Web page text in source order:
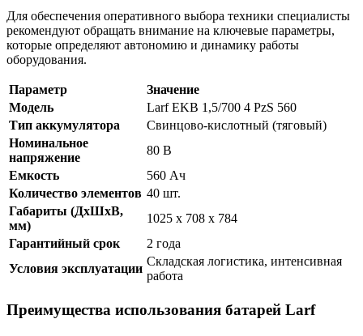
Для обеспечения оперативного выбора техники специалисты
рекомендуют обращать внимание на ключевые параметры,
которые определяют автономию и динамику работы
оборудования.
Параметр
Значение
Модель
Larf EKB 1,5/700 4 PzS 560
Тип аккумулятора
Свинцово-кислотный (тяговый)
Номинальное
напряжение
80 В
Емкость
560 Ач
Количество элементов 40 шт.
Габариты (ДхШхВ,
мм)
1025 х 708 х 784
Гарантийный срок
2 года
Условия эксплуатации
Складская логистика, интенсивная
работа
Преимущества использования батарей Larf